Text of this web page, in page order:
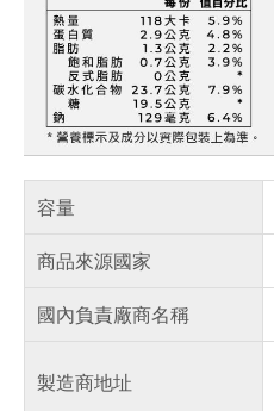
容量
商品來源國家
國內負責廠商名稱
製造商地址